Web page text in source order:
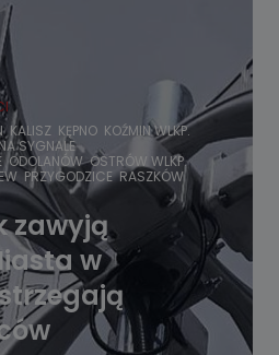
KALISZ KĘPNO KOŹMIN WLKP.
SYGNALE
ODOLANÓW OSTRÓW WLKP.
PRZYGODZICE RASZKÓW
zawyją
w